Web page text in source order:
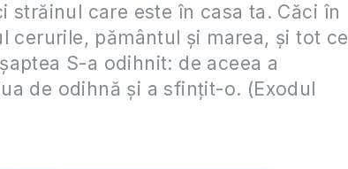
străinul care este în casa ta. Căci în
cerurile, pământul şi marea, şi tot ce
S-a odihnit: de aceea a
de odihnă şi a sfinţit-o. (Exodul